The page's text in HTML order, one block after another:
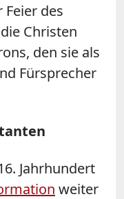
des
Christen
den sie als
Fürsprecher
Jahrhundert
weiter